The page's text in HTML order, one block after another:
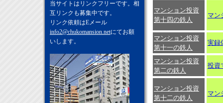
マンション投資
第十四の鉄人
マン
マンション投資
第十一の鉄人
実録
マンション投資
第二の鉄人
投資
マンション投資
第十二の鉄人
マン
当サイトはリンクフリーです。相
互リンクも募集中です。
リンク依頼はEメール
info2@chukomansion.netにてお願
いします。